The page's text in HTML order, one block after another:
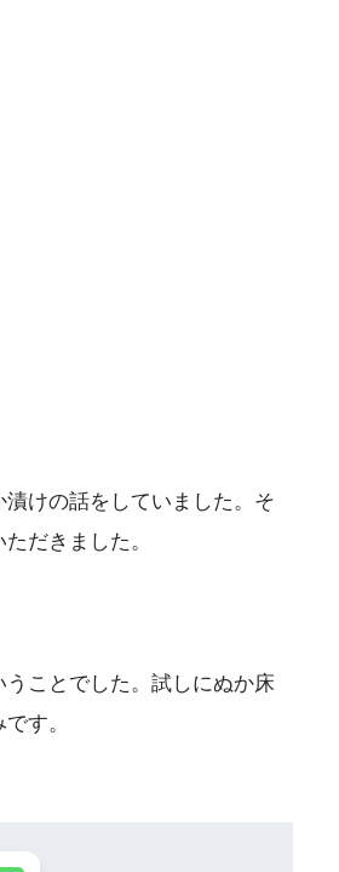
けの話をしていました。そ
だきました。
ことでした。試しにぬか床
す。